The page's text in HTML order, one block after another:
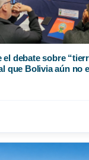
el debate sobre
que Bolivia aún no